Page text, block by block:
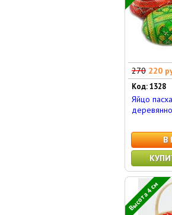
270 220
Код: 1328
Яйцо
В
Высота 4 см